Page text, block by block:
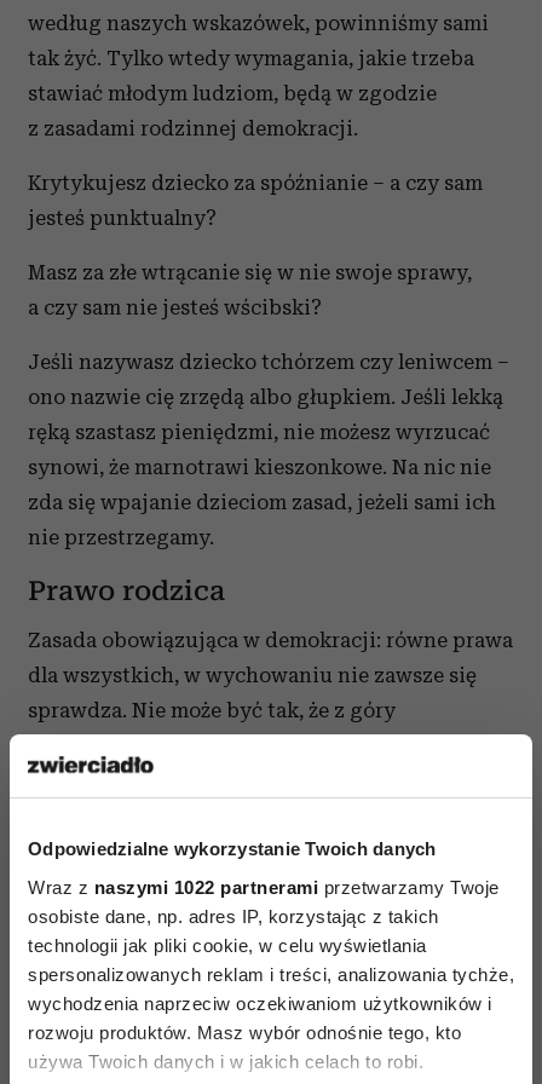
Odpowiedzialne wykorzystanie Twoich danych
Wraz z naszymi 1022 partnerami przetwarzamy Twoje
osobiste dane, np. adres IP, korzystając z takich
technologii jak pliki cookie, w celu wyświetlania
spersonalizowanych reklam i treści, analizowania tychże,
wychodzenia naprzeciw oczekiwaniom użytkowników i
rozwoju produktów. Masz wybór odnośnie tego, kto
używa Twoich danych i w jakich celach to robi.
według naszych wskazówek, powinniśmy sami
tak żyć. Tylko wtedy wymagania, jakie trzeba
stawiać młodym ludziom, będą w zgodzie
z zasadami rodzinnej demokracji.
Krytykujesz dziecko za spóźnianie – a czy sam
jesteś punktualny?
Masz za złe wtrącanie się w nie swoje sprawy,
a czy sam nie jesteś wścibski?
Jeśli nazywasz dziecko tchórzem czy leniwcem –
ono nazwie cię zrzędą albo głupkiem. Jeśli lekką
ręką szastasz pieniędzmi, nie możesz wyrzucać
synowi, że marnotrawi kieszonkowe. Na nic nie
zda się wpajanie dzieciom zasad, jeżeli sami ich
nie przestrzegamy.
Prawo rodzica
Zasada obowiązująca w demokracji: równe prawa
dla wszystkich, w wychowaniu nie zawsze się
sprawdza. Nie może być tak, że z góry
robiono to w wychowaniu autorytarnym).
dzieciom na wszystko (wychowanie
bezstresowe). Pierwszy model zasłynął maksymą:
dzieci i ryby głosu nie mają, drugi – zasadą:
dzieciom wolno wszystko. I tak źle, i tak
niedobrze. Czasem rodzice, nie chcąc uchodzić
za autorytarnych, nie pamiętają, że też mają
swoje prawa. Zapomniana bywa arcyważna